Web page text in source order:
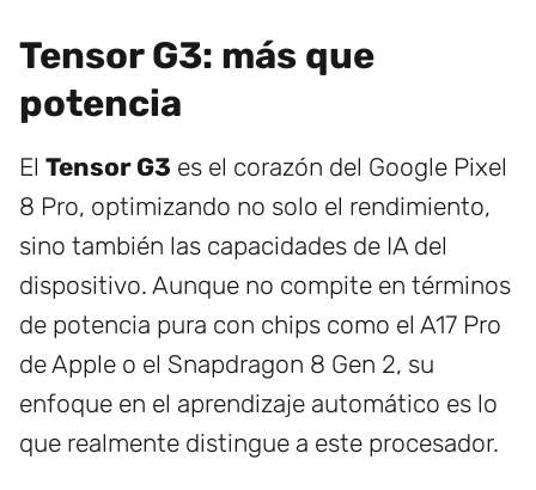
Tensor G3: más que
potencia
El Tensor G3 es el corazón del Google Pixel
8 Pro, optimizando no solo el rendimiento,
sino también las capacidades de IA del
dispositivo. Aunque no compite en términos
de potencia pura con chips como el A17 Pro
de Apple o el Snapdragon 8 Gen 2, su
enfoque en el aprendizaje automático es lo
que realmente distingue a este procesador.